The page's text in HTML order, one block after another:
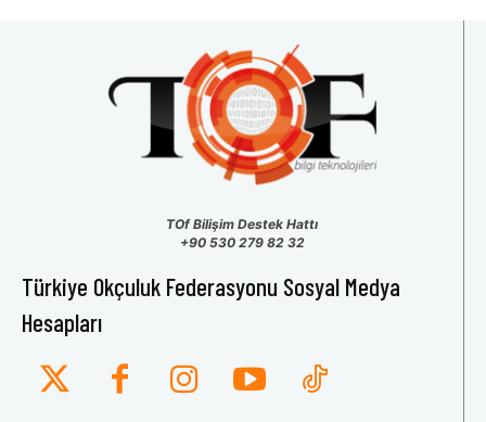
TOf Bilişim Destek Hattı
+90 530 279 82 32
Türkiye Okçuluk Federasyonu Sosyal Medya
Hesapları